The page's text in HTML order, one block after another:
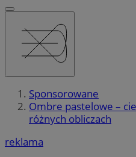
Sponsorowane
Ombre pastelowe –
różnych obliczach
reklama